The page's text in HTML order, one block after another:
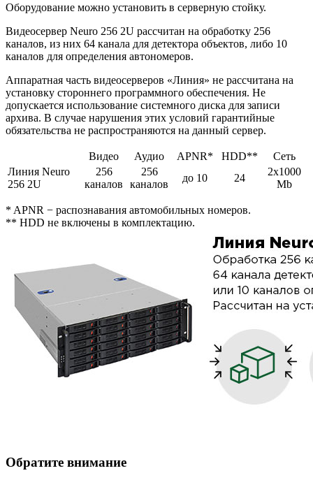
Оборудование можно установить в серверную стойку.
Видеосервер Neuro 256 2U рассчитан на обработку 256
каналов, из них 64 канала для детектора объектов, либо 10
каналов для определения автономеров.
Аппаратная часть видеосерверов «Линия» не рассчитана на
установку стороннего программного обеспечения. Не
допускается использование системного диска для записи
архива. В случае нарушения этих условий гарантийные
обязательства не распространяются на данный сервер.
Видео Аудио APNR* HDD**
Сеть
Линия Neuro
256 2U
256
каналов
256
каналов
до 10 24
2х1000
Mb
* APNR − распознавания автомобильных номеров.
** HDD не включены в комплектацию.
Обратите внимание